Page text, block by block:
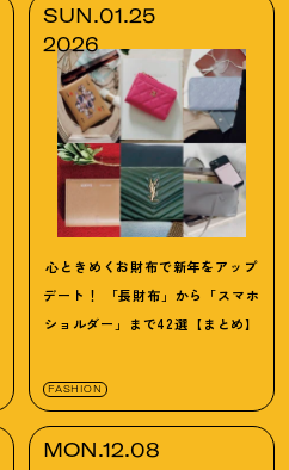
SUN.01.25
2026
心ときめくお財布で新年をアップ
デート ！
「長財布」から「スマホ
ショルダー」まで42選【まとめ】
FASHION
MON.12.08